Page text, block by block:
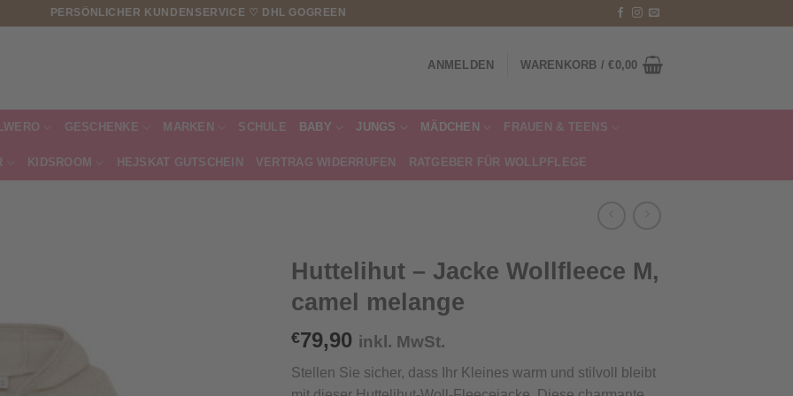
PERSÖNLICHER KUNDENSERVICE ♡ DHL GOGREEN
ANMELDEN WARENKORB /€0,00
GESCHENKE MARKEN SCHULE BABY JUNGS MÄDCHEN FRAUEN & TEENS
KIDSROOM HEJSKAT GUTSCHEIN VERTRAG WIDERRUFEN RATGEBER FÜR WOLLPFLEGE
Huttelihut – Jacke Wollfleece M,
camel melange
€79,90 inkl. MwSt.
Stellen Sie sicher, dass Ihr Kleines warm und stilvoll bleibt